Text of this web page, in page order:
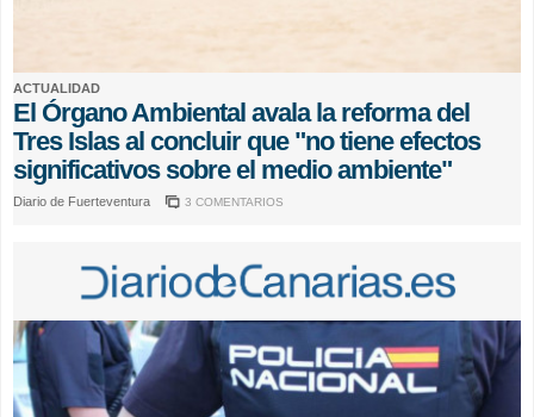
ACTUALIDAD
El Órgano Ambiental avala la reforma del
Tres Islas al concluir que "no tiene efectos
significativos sobre el medio ambiente"
Diario de Fuerteventura 3 COMENTARIOS